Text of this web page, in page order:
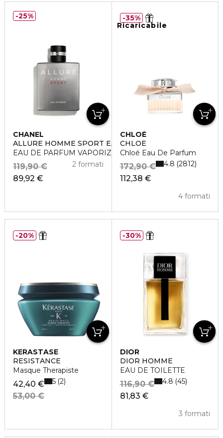
CHANEL
ALLURE HOMME SPORT EAU EXTRÊME
EAU DE PARFUM VAPORIZZATORE
89,92 €
119,90 € 2 formati
25%
Ricaricabile
CHLOÉ
CHLOÉ
Chloé Eau De Parfum
112,38 €
172,90 €
4 formati
4.8 2812
35%
KERASTASE
RESISTANCE
Masque Therapiste
42,40 €
53,00 €
5 2
20%
DIOR
DIOR HOMME
EAU DE TOILETTE
81,83 €
116,90 €
3 formati
4.8 45
30%